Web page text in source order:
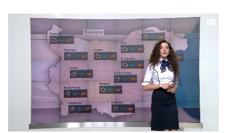
Unmute
24.04%